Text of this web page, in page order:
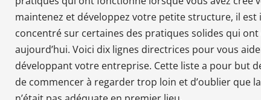
maintenez et développez votre petite structure, il
concentré sur certaines des pratiques solides qui
aujourd’hui. Voici dix lignes directrices pour vous
développant votre entreprise. Cette liste a pour but
de commencer à regarder trop loin et d’oublier que